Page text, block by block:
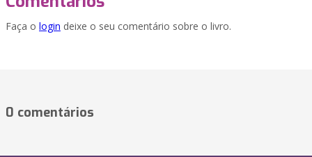
Faça o login deixe o seu comentário sobre o livro.
0 comentários